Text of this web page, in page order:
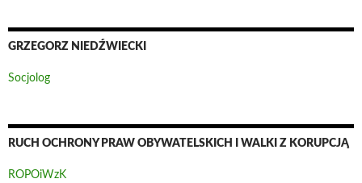
GRZEGORZ NIEDŹWIECKI
Socjolog
RUCH OCHRONY PRAW OBYWATELSKICH I WALKI Z KORUPCJĄ
ROPOiWzK